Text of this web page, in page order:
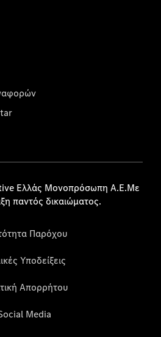
Ελλάς Μονοπρόσωπη Α.Ε.Με
παντός δικαιώματος.
Παρόχου
Υποδείξεις
Απορρήτου
Media